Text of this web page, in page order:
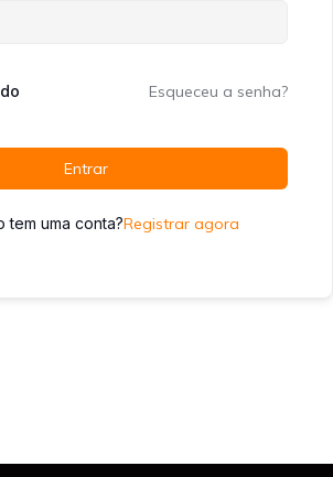
Esqueceu a senha?
Entrar
tem uma conta?Registrar agora